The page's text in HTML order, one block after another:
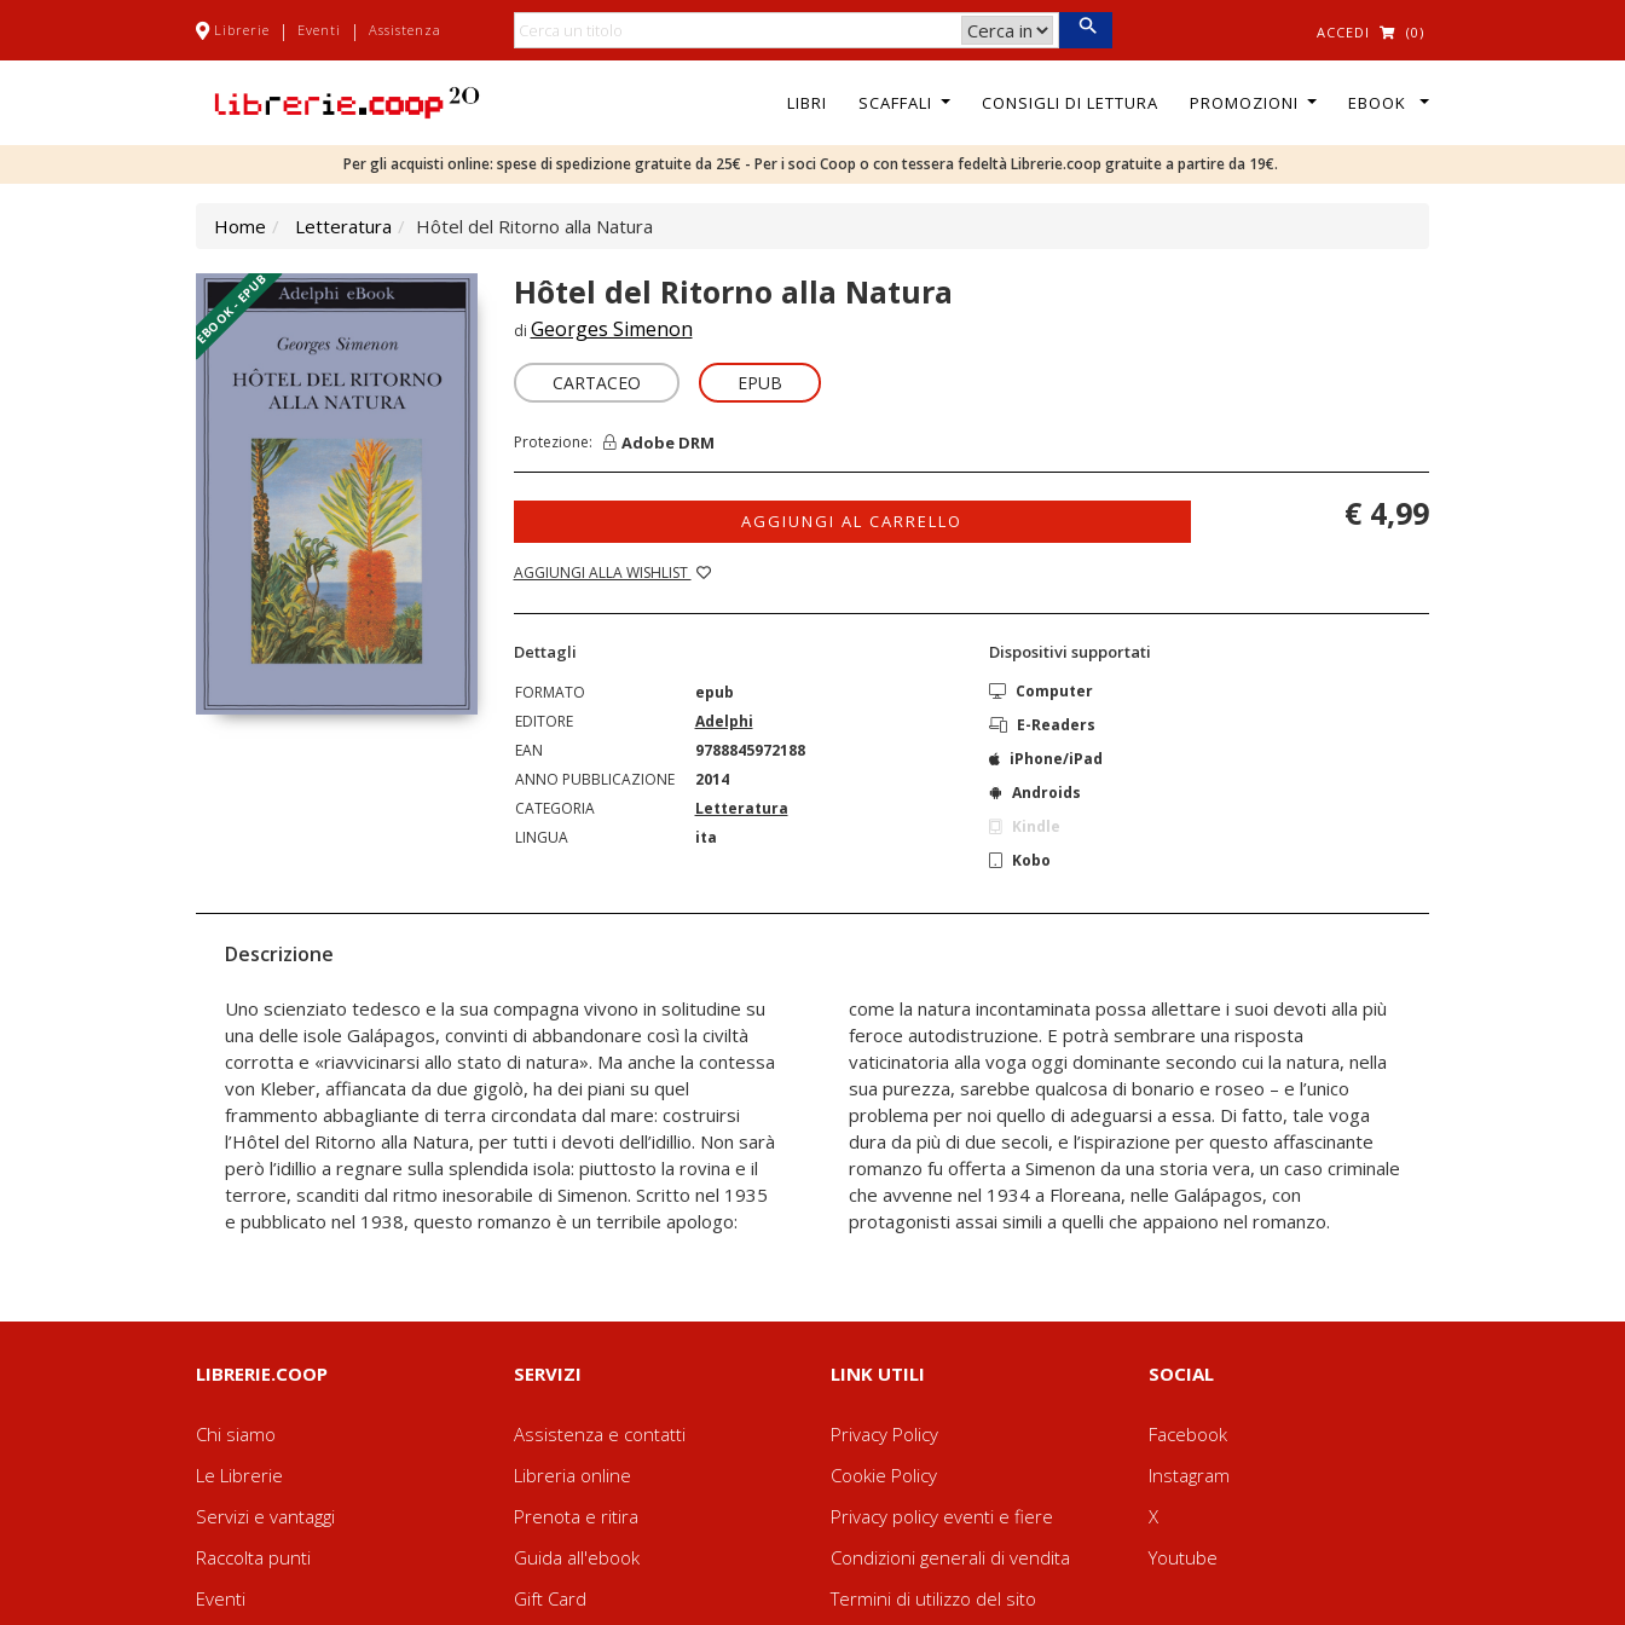
Librerie | Eventi | Assistenza ACCEDI (0)
LIBRI SCAFFALI CONSIGLI DI LETTURA PROMOZIONI EBOOK
Per gli acquisti online: spese di spedizione gratuite da 25€ - Per i soci Coop o con tessera fedeltà Librerie.coop gratuite a partire da 19€.
Home Letteratura Hôtel del Ritorno alla Natura
EBOOK - EPUB Hôtel del Ritorno alla Natura
di Georges Simenon
CARTACEO EPUB
Protezione: Adobe DRM
AGGIUNGI AL CARRELLO
AGGIUNGI ALLA WISHLIST
€ 4,99
Dettagli
FORMATO
epub
EDITORE
Adelphi
EAN
9788845972188
ANNO PUBBLICAZIONE
2014
CATEGORIA
Letteratura
LINGUA
ita
Dispositivi supportati
Computer
E-Readers
iPhone/iPad
Androids
Kindle
Kobo
Descrizione
Uno scienziato tedesco e la sua compagna vivono in solitudine su
una delle isole Galápagos, convinti di abbandonare così la civiltà
corrotta e «riavvicinarsi allo stato di natura». Ma anche la contessa
von Kleber, affiancata da due gigolò, ha dei piani su quel
frammento abbagliante di terra circondata dal mare: costruirsi
l’Hôtel del Ritorno alla Natura, per tutti i devoti dell’idillio. Non sarà
però l’idillio a regnare sulla splendida isola: piuttosto la rovina e il
terrore, scanditi dal ritmo inesorabile di Simenon. Scritto nel 1935
e pubblicato nel 1938, questo romanzo è un terribile apologo:
come la natura incontaminata possa allettare i suoi devoti alla più
feroce autodistruzione. E potrà sembrare una risposta
vaticinatoria alla voga oggi dominante secondo cui la natura, nella
sua purezza, sarebbe qualcosa di bonario e roseo – e l’unico
problema per noi quello di adeguarsi a essa. Di fatto, tale voga
dura da più di due secoli, e l’ispirazione per questo affascinante
romanzo fu offerta a Simenon da una storia vera, un caso criminale
che avvenne nel 1934 a Floreana, nelle Galápagos, con
protagonisti assai simili a quelli che appaiono nel romanzo.
LIBRERIE.COOP
Chi siamo
Le Librerie
Servizi e vantaggi
Raccolta punti
Eventi
SERVIZI
Assistenza e contatti
Libreria online
Prenota e ritira
Guida all'ebook
Gift Card
LINK UTILI
Privacy Policy
Cookie Policy
Privacy policy eventi e fiere
Condizioni generali di vendita
Termini di utilizzo del sito
SOCIAL
Facebook
Instagram
X
Youtube